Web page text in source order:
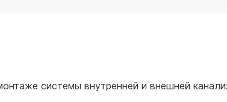
системы внутренней и внешней